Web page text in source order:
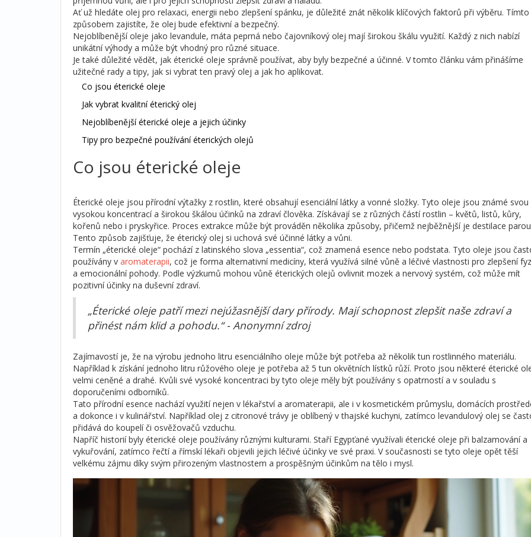
Ať už hledáte olej pro relaxaci, energii nebo zlepšení spánku, je důležité znát několik klíčových faktorů při výběru. Tímto
způsobem zajistíte, že olej bude efektivní a bezpečný.
Nejoblíbenější oleje jako levandule, máta peprná nebo čajovníkový olej mají širokou škálu využití. Každý z nich nabízí
unikátní výhody a může být vhodný pro různé situace.
Je také důležité vědět, jak éterické oleje správně používat, aby byly bezpečné a účinné. V tomto článku vám přinášíme
užitečné rady a tipy, jak si vybrat ten pravý olej a jak ho aplikovat.
Co jsou éterické oleje
Jak vybrat kvalitní éterický olej
Nejoblíbenější éterické oleje a jejich účinky
Tipy pro bezpečné používání éterických olejů
Co jsou éterické oleje
Éterické oleje jsou přírodní výtažky z rostlin, které obsahují esenciální látky a vonné složky. Tyto oleje jsou známé svou
vysokou koncentrací a širokou škálou účinků na zdraví člověka. Získávají se z různých částí rostlin – květů, listů, kůry,
kořenů nebo i pryskyřice. Proces extrakce může být prováděn několika způsoby, přičemž nejběžnější je destilace
Tento způsob zajišťuje, že éterický olej si uchová své účinné látky a vůni.
Termín „éterické oleje“ pochází z latinského slova „essentia“, což znamená esence nebo podstata. Tyto oleje jsou
používány v aromaterapii, což je forma alternativní medicíny, která využívá silné vůně a léčivé vlastnosti pro zlepšení
a emocionální pohody. Podle výzkumů mohou vůně éterických olejů ovlivnit mozek a nervový systém, což může mít
pozitivní účinky na duševní zdraví.
„Éterické oleje patří mezi nejúžasnější dary přírody. Mají schopnost zlepšit naše zdraví a
přinést nám klid a pohodu.“ - Anonymní zdroj
Zajímavostí je, že na výrobu jednoho litru esenciálního oleje může být potřeba až několik tun rostlinného materiálu.
Například k získání jednoho litru růžového oleje je potřeba až 5 tun okvětních lístků růží. Proto jsou některé éterické
velmi ceněné a drahé. Kvůli své vysoké koncentraci by tyto oleje měly být používány s opatrností a v souladu s
doporučeními odborníků.
Tato přírodní esence nachází využití nejen v lékařství a aromaterapii, ale i v kosmetickém průmyslu, domácích
a dokonce i v kulinářství. Například olej z citronové trávy je oblíbený v thajské kuchyni, zatímco levandulový olej se
přidává do koupelí či osvěžovačů vzduchu.
Napříč historií byly éterické oleje používány různými kulturami. Staří Egypťané využívali éterické oleje při balzamování a
vykuřování, zatímco řečtí a římskí lékaři objevili jejich léčivé účinky ve své praxi. V současnosti se tyto oleje opět těší
velkému zájmu díky svým přirozeným vlastnostem a prospěšným účinkům na tělo i mysl.